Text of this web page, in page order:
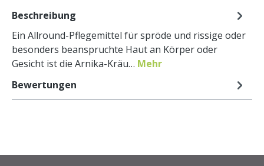
Beschreibung
Ein Allround-Pflegemittel für spröde und rissige oder
besonders beanspruchte Haut an Körper oder
Gesicht ist die Arnika-Kräu… Mehr
Bewertungen